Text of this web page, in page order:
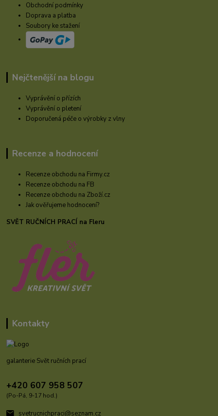
Obchodní podmínky
Doprava a platba
Soubory ke stažení
Nejčtenější na blogu
Vyprávění o přízích
Vyprávění o pletení
Doporučená péče o výrobky z vlny
Recenze a hodnocení
Recenze obchodu na Firmy.cz
Recenze obchodu na FB
Recenze obchodu na Zboží.cz
Jak ověřujeme hodnocení?
SVĚT RUČNÍCH PRACÍ na Fleru
Kontakty
galanterie Svět ručních prací
+420 607 958 507
(Po-Pá, 9-17 hod.)
svetrucnichpraci@seznam.cz